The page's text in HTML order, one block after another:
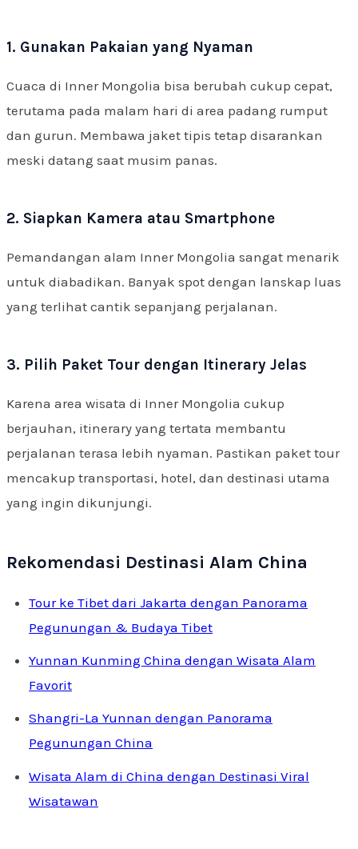
1. Gunakan Pakaian yang Nyaman
Cuaca di Inner Mongolia bisa berubah cukup cepat,
terutama pada malam hari di area padang rumput
dan gurun. Membawa jaket tipis tetap disarankan
meski datang saat musim panas.
2. Siapkan Kamera atau Smartphone
Pemandangan alam Inner Mongolia sangat menarik
untuk diabadikan. Banyak spot dengan lanskap luas
yang terlihat cantik sepanjang perjalanan.
3. Pilih Paket Tour dengan Itinerary Jelas
Karena area wisata di Inner Mongolia cukup
berjauhan, itinerary yang tertata membantu
perjalanan terasa lebih nyaman. Pastikan paket tour
mencakup transportasi, hotel, dan destinasi utama
yang ingin dikunjungi.
Rekomendasi Destinasi Alam China
Tour ke Tibet dari Jakarta dengan Panorama
Pegunungan & Budaya Tibet
Yunnan Kunming China dengan Wisata Alam
Favorit
Shangri-La Yunnan dengan Panorama
Pegunungan China
Wisata Alam di China dengan Destinasi Viral
Wisatawan